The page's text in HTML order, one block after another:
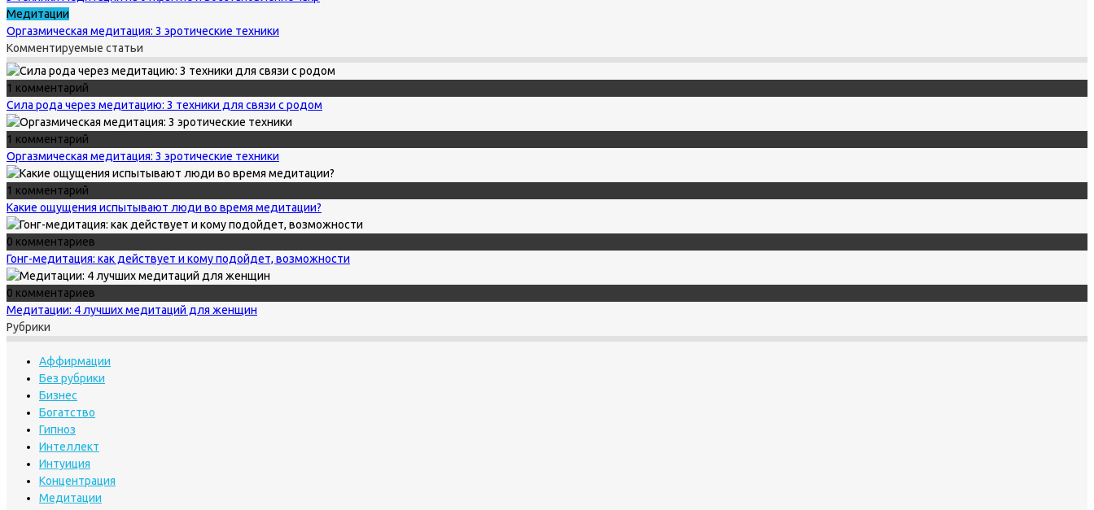
Медитации
Оргазмическая медитация: 3 эротические техники
Комментируемые статьи
1 комментарий
Сила рода через медитацию: 3 техники для связи с родом
1 комментарий
Оргазмическая медитация: 3 эротические техники
1 комментарий
Какие ощущения испытывают люди во время медитации?
0 комментариев
Гонг-медитация: как действует и кому подойдет, возможности
0 комментариев
Медитации: 4 лучших медитаций для женщин
Рубрики
Аффирмации
Без рубрики
Бизнес
Богатство
Гипноз
Интеллект
Интуиция
Концентрация
Медитации